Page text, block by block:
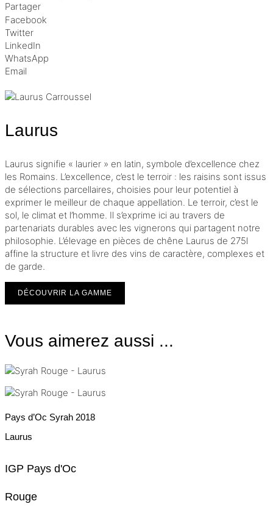
Partager
Facebook
Twitter
LinkedIn
WhatsApp
Email
Laurus
Laurus signifie « laurier » en latin, symbole d’excellence chez
les Romains. L’excellence, c’est le terroir : les raisins sont issus
de sélections parcellaires, choisies pour leur potentiel à
exprimer le meilleur de chaque appellation. Le terroir, c’est le
sol, le climat et l’homme. Il s’exprime ici au travers de
partenariats durables avec les vignerons qui partagent notre
philosophie. L’élevage en pièces de chêne Laurus de 275l
affine la structure et livre des vins de caractère, complexes et
de garde.
DÉCOUVRIR LA GAMME
Vous aimerez aussi ...
Pays d’Oc Syrah 2018
Laurus
IGP Pays d'Oc
Rouge